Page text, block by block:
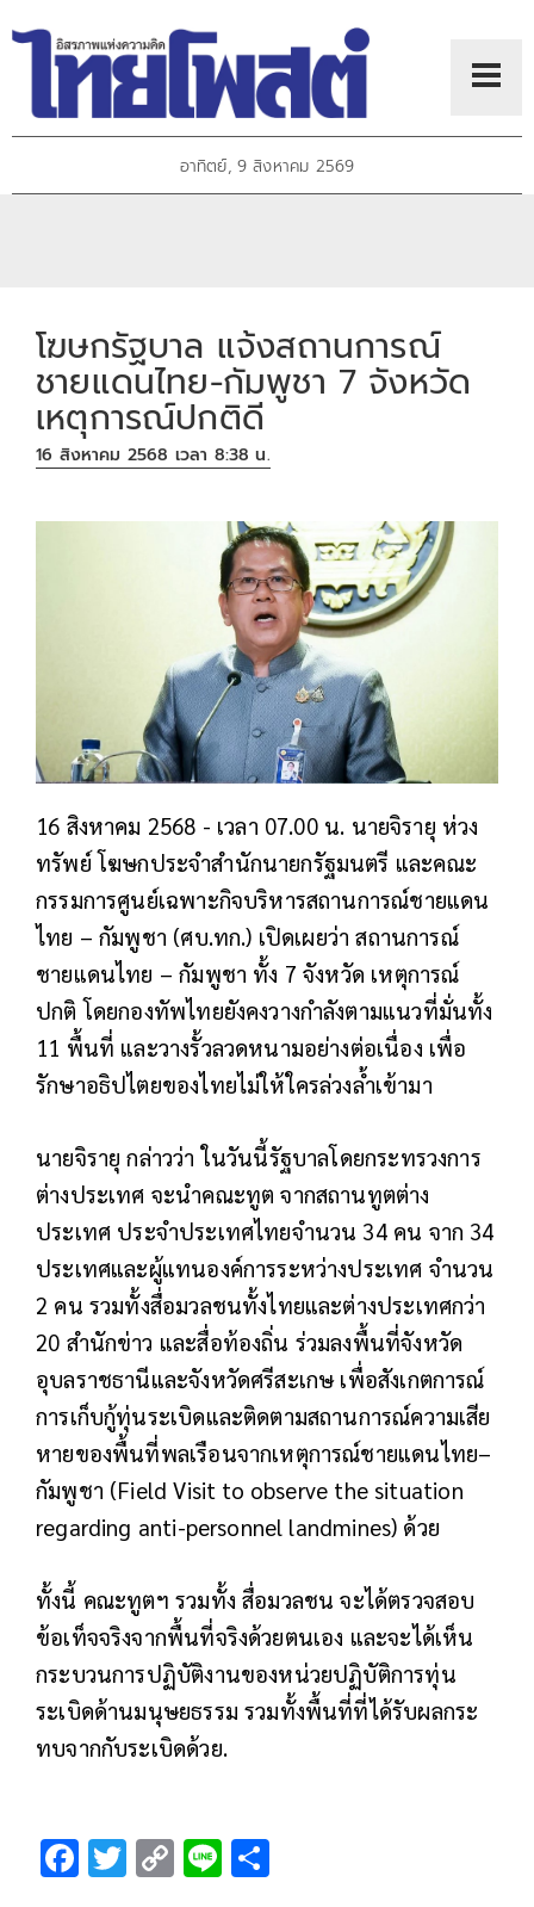
อาทิตย์, 9 สิงหาคม 2569
โฆษกรัฐบาล แจ้งสถานการณ์
ชายแดนไทย-กัมพูชา 7 จังหวัด
เหตุการณ์ปกติดี
16 สิงหาคม 2568 เวลา 8:38 น.
16 สิงหาคม 2568 - เวลา 07.00 น. นายจิรายุ ห่วง
ทรัพย์ โฆษกประจำสำนักนายกรัฐมนตรี และคณะ
กรรมการศูนย์เฉพาะกิจบริหารสถานการณ์ชายแดน
ไทย – กัมพูชา (ศบ.ทก.) เปิดเผยว่า สถานการณ์
ชายแดนไทย – กัมพูชา ทั้ง 7 จังหวัด เหตุการณ์
ปกติ โดยกองทัพไทยยังคงวางกำลังตามแนวที่มั่นทั้ง
11 พื้นที่ และวางรั้วลวดหนามอย่างต่อเนื่อง เพื่อ
รักษาอธิปไตยของไทยไม่ให้ใครล่วงล้ำเข้ามา
นายจิรายุ กล่าวว่า ในวันนี้รัฐบาลโดยกระทรวงการ
ต่างประเทศ จะนำคณะทูต จากสถานทูตต่าง
ประเทศ ประจำประเทศไทยจำนวน 34 คน จาก 34
ประเทศและผู้แทนองค์การระหว่างประเทศ จำนวน
2 คน รวมทั้งสื่อมวลชนทั้งไทยและต่างประเทศกว่า
20 สำนักข่าว และสื่อท้องถิ่น ร่วมลงพื้นที่จังหวัด
อุบลราชธานีและจังหวัดศรีสะเกษ เพื่อสังเกตการณ์
การเก็บกู้ทุ่นระเบิดและติดตามสถานการณ์ความเสีย
หายของพื้นที่พลเรือนจากเหตุการณ์ชายแดนไทย–
กัมพูชา (Field Visit to observe the situation
regarding anti-personnel landmines) ด้วย
ทั้งนี้ คณะทูตฯ รวมทั้ง สื่อมวลชน จะได้ตรวจสอบ
ข้อเท็จจริงจากพื้นที่จริงด้วยตนเอง และจะได้เห็น
กระบวนการปฏิบัติงานของหน่วยปฏิบัติการทุ่น
ระเบิดด้านมนุษยธรรม รวมทั้งพื้นที่ที่ได้รับผลกระ
ทบจากกับระเบิดด้วย.
F T C Li